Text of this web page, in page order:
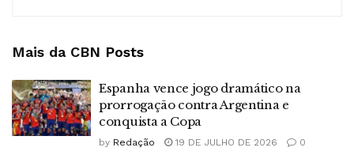
Mais da CBN Posts
Espanha vence jogo dramático na
prorrogação contra Argentina e
conquista a Copa
by Redação 19 DE JULHO DE 2026 0